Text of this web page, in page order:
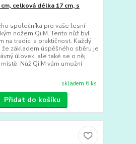
celková délka 17 cm, s
společníka pro vaše lesní
nožem QiiM. Tento nůž byl
na tradici a praktičnost. Každý
že základem úspěšného sběru je
úlovek, ale také se o něj
Nůž QiiM vám umožní
skladem 6 ks
Přidat do košíku